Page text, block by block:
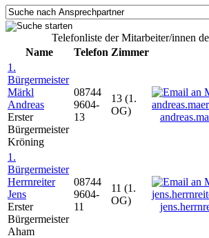
Telefonliste der Mitarbeiter/innen
Name
Telefon Zimmer
1.
Bürgermeister
Märkl
Andreas
Erster
Bürgermeister
Kröning
08744
9604-
13
13 (1.
OG)
1.
Bürgermeister
Herrnreiter
Jens
Erster
Bürgermeister
Aham
08744
9604-
11
11 (1.
OG)